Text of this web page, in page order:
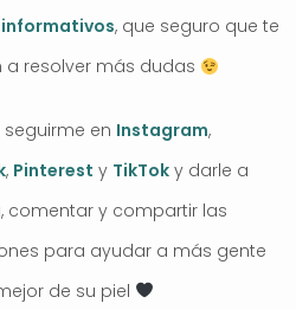
, que seguro que te
a resolver más dudas
seguirme en Instagram,
, Pinterest y TikTok y darle a
comentar y compartir las
para ayudar a más gente
de su piel